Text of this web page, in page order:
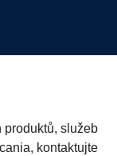
produktů, služeb
kontaktujte